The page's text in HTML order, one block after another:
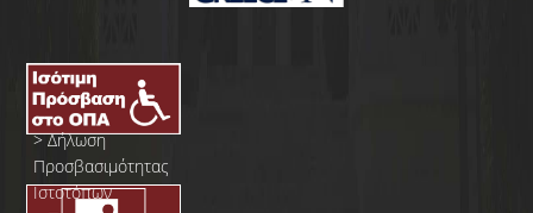
>Δήλωση
Προσβασιμότητας
Ιστοτόπων